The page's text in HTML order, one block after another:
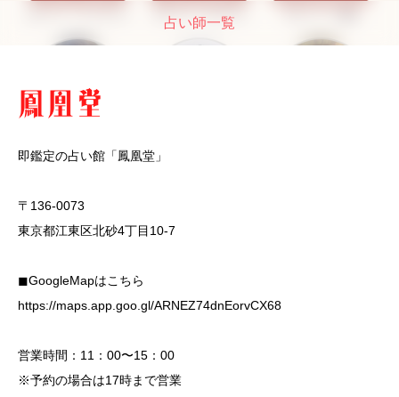
占い師一覧
即鑑定の占い館「鳳凰堂」
〒136-0073
東京都江東区北砂4丁目10-7
◼︎GoogleMapはこちら
https://maps.app.goo.gl/ARNEZ74dnEorvCX68
営業時間：11：00〜15：00
※予約の場合は17時まで営業